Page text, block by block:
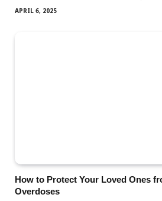
APRIL 6, 2025
How to Protect Your Loved Ones
Overdoses